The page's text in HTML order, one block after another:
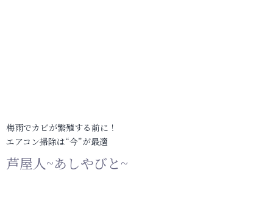
梅雨でカビが繁殖する前に！
エアコン掃除は“今”が最適
芦屋人~あしやびと~